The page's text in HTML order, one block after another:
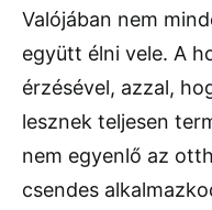
Valójában nem
együtt élni vele. A
érzésével, azzal,
lesznek teljesen
nem egyenlő az
csendes